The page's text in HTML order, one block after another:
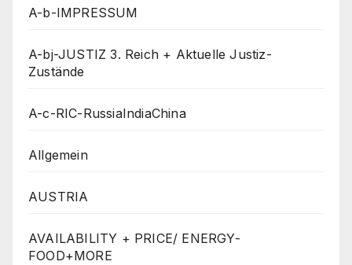
A-b-IMPRESSUM
A-bj-JUSTIZ 3. Reich + Aktuelle Justiz-
Zustände
A-c-RIC-RussiaIndiaChina
Allgemein
AUSTRIA
AVAILABILITY + PRICE/ ENERGY-
FOOD+MORE